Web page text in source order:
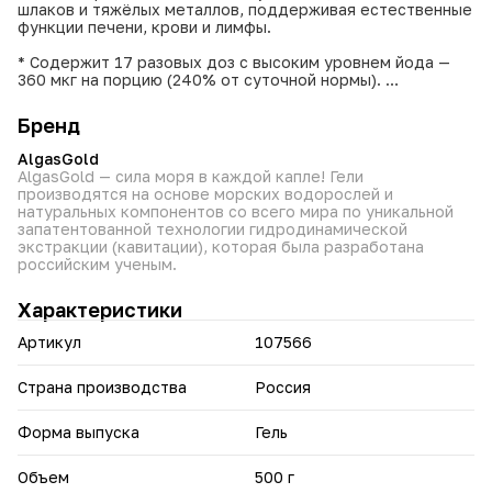
шлаков и тяжёлых металлов, поддерживая естественные
функции печени, крови и лимфы.
* Содержит 17 разовых доз с высоким уровнем йода —
360 мкг на порцию (240% от суточной нормы).
лекарств, химио- или радиотерапии.
* Способствует очищению печени, крови и
лимфатической системы.
* Обладает антибактериальным действием и помогает в
борьбе с паразитами.
* Поддерживает работу сердечно-сосудистой,
дыхательной и эндокринной систем.
* Способствует устранению отёков и застойных явлений
в тканях.
* Повышает общий тонус и способствует нормализации
* Укрепляет иммунную систему благодаря
биодоступному йоду и морским компонентам.
организма в условиях хронической интоксикации.
применением проконсультируйтесь с врачом.
Бренд
AlgasGold
AlgasGold — сила моря в каждой капле! Гели
производятся на основе морских водорослей и
натуральных компонентов со всего мира по уникальной
запатентованной технологии гидродинамической
экстракции (кавитации), которая была разработана
российским ученым.
Характеристики
Артикул 107566
Страна производства Россия
Форма выпуска Гель
Объем 500 г